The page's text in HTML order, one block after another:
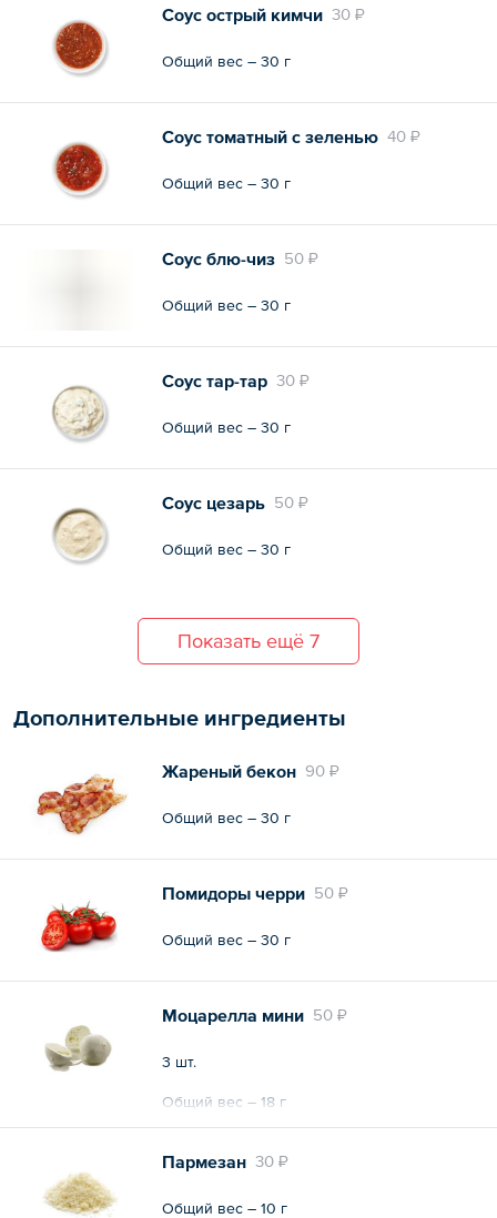
30 ₽
Соус острый кимчи
Общий вес – 30 г
40 ₽
Соус томатный с зеленью
Общий вес – 30 г
50 ₽
Соус блю-чиз
Общий вес – 30 г
30 ₽
Соус тар-тар
Общий вес – 30 г
50 ₽
Соус цезарь
Общий вес – 30 г
Показать ещё 7
Дополнительные ингредиенты
90 ₽
Жареный бекон
Общий вес – 30 г
50 ₽
Помидоры черри
Общий вес – 30 г
50 ₽
Моцарелла мини
3 шт.
Общий вес – 18 г
30 ₽
Пармезан
Общий вес – 10 г